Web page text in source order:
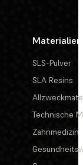
Materialien
SLS-Pulver
SLA Resins
Technische
Zahnmedizin